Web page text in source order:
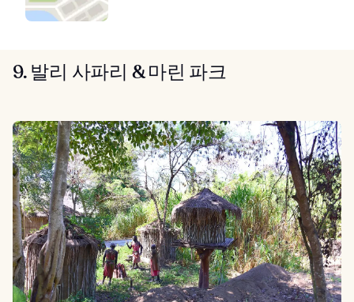
9. 발리 사파리 & 마린 파크